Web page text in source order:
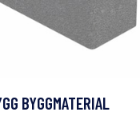
BYGGMATERIAL